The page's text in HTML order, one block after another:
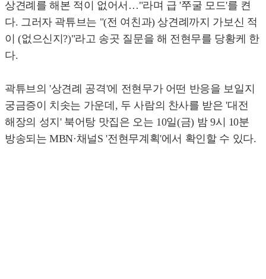
상견례를 해본 적이 없어서…"라며 급 '쭈굴 모드'를 켠
다. 그러자 곽튜브는 "(전 여친과) 상견례까지 가보신 적
이 (없으신지?)"라고 송곳 질문을 해 전현무를 당황케 한
다.
곽튜브의 '상견례 공격'에 전현무가 어떤 반응을 보일지
궁금증이 치솟는 가운데, 두 사람의 찬사를 받은 '대전
해장의 성지' 북어탕 맛집은 오는 10일(금) 밤 9시 10분
방송되는 MBN·채널S '전현무계획'에서 확인할 수 있다.